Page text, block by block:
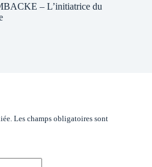
– L’initiatrice du
Les champs obligatoires sont